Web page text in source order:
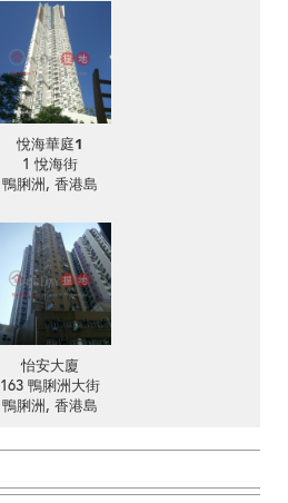
悅海華庭1
1 悅海街
鴨脷洲, 香港島
怡安大廈
163 鴨脷洲大街
鴨脷洲, 香港島